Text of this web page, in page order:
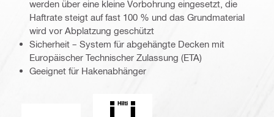
werden über eine kleine Vorbohrung eingesetzt, die
Haftrate steigt auf fast 100 % und das Grundmaterial
wird vor Abplatzung geschützt
Sicherheit – System für abgehängte Decken mit
Europäischer Technischer Zulassung (ETA)
Geeignet für Hakenabhänger
UE_LOGO_DE (38201)